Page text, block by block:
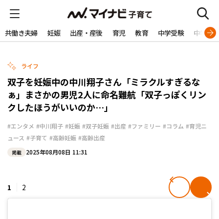
共働き夫婦 妊娠 出産・産後 育児 教育 中学受験 中学生
ライフ
双子を妊娠中の中川翔子さん「ミラクルすぎるな
ぁ」まさかの男児2人に命名難航「双子っぽくリン
クしたほうがいいのか…」
#エンタメ #中川翔子 #妊娠 #双子妊娠 #出産 #ファミリー #コラム #育児ニ
ュース #子育て #高齢妊娠 #高齢出産
掲載 2025年08月08日 11:31
1 2